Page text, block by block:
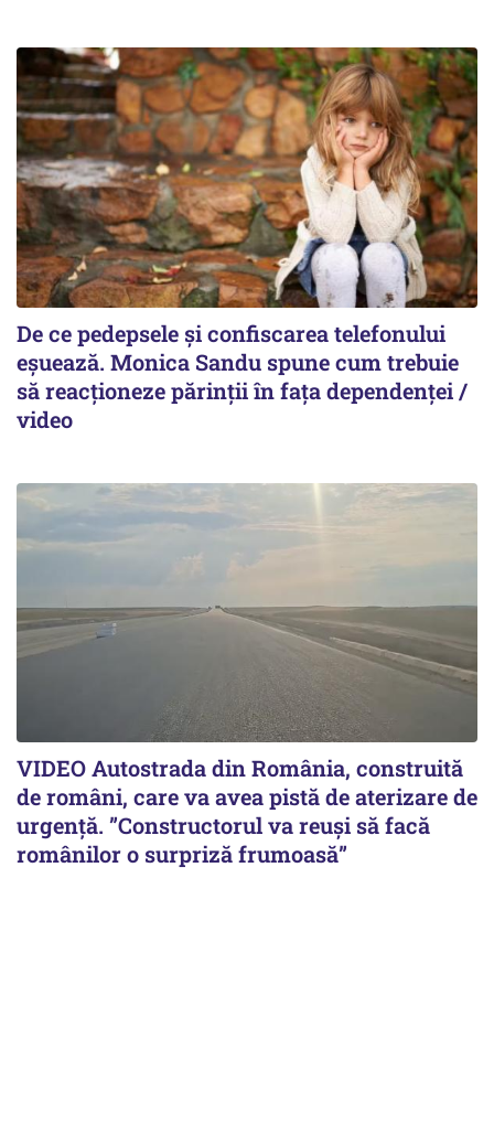
De ce pedepsele și confiscarea telefonului
eșuează. Monica Sandu spune cum trebuie
să reacționeze părinții în fața dependenței /
video
VIDEO Autostrada din România, construită
de români, care va avea pistă de aterizare de
urgență. ”Constructorul va reuși să facă
românilor o surpriză frumoasă”